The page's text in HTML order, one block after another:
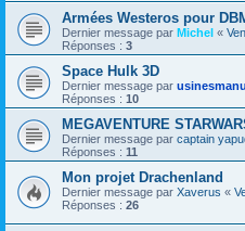
Armées Westeros pour
Dernier message par Michel «
Réponses : 3
Space Hulk 3D
Dernier message par usinesmanu
Réponses : 10
MEGAVENTURE
Dernier message par captain
Réponses : 11
Mon projet Drachenland
Dernier message par Xaverus «
Réponses : 26